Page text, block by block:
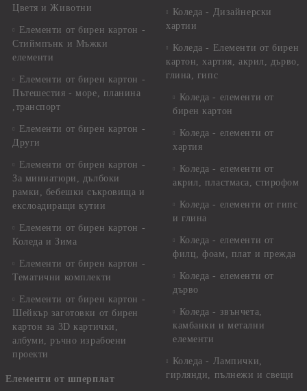
Цветя и Животни
Елементи от бирен картон -
Стиймпънк и Мъжки
елементи
Елементи от бирен картон -
Пътешестия - море, планина
,транспорт
Елементи от бирен картон -
Други
Елементи от бирен картон -
За миниатюри, дълбоки
рамки, бебешки съкровища и
екслоадиращи кутии
Елементи от бирен картон -
Коледа и Зима
Елементи от бирен картон -
Тематични комплекти
Елементи от бирен картон -
Шейкър заготовки от бирен
картон за 3D картички,
албуми, ръчно израбоени
проекти
Елементи от шперплат
Коледа - Дизайнерски
хартии
Коледа - Eлементи от бирен
картон, хартия, акрил, дърво,
глина, гипс
Коледа - елементи от
бирен картон
Коледа - елементи от
хартия
Коледа - елементи от
акрил, пластмаса, стирофом
Коледа - елементи от гипс
и глина
Коледа - елементи от
филц, фоам, плат и прежда
Коледа - елементи от
дърво
Коледа - звънчета,
камбанки и метални
елементи
Коледа - Лампички,
гирлянди, пълнежи и свещи